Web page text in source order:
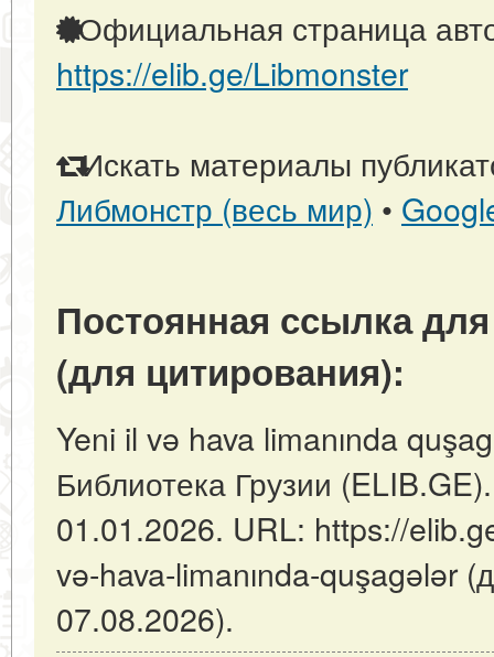
Официальная страница
https://elib.ge/Libmonster
Искать материалы
Либмонстр (весь мир) •
Постоянная ссылка
(для цитирования):
Yeni il və hava limanında
Библиотека Грузии
01.01.2026. URL: https://
və-hava-limanında-quşagələr
07.08.2026).